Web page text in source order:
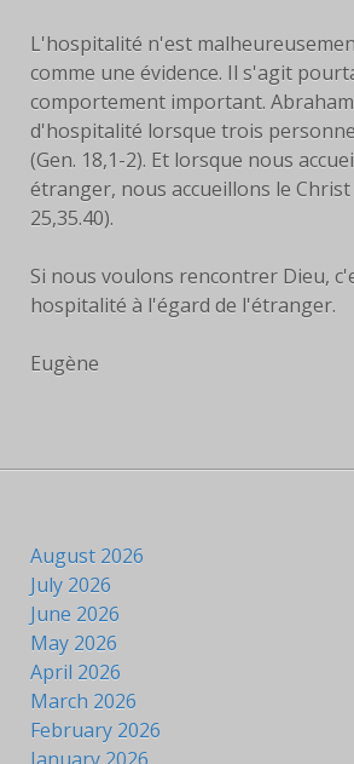
L'hospitalité n'est
comme une évidence. Il s'agit
comportement important.
d'hospitalité lorsque trois
(Gen. 18,1-2). Et lorsque nous
étranger, nous accueillons le
25,35.40).
Si nous voulons rencontrer Dieu,
hospitalité à l'égard de l'étranger.
Eugène
August 2026
July 2026
June 2026
May 2026
April 2026
March 2026
February 2026